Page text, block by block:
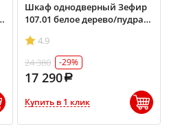
Шкаф однодверный Зефир
107.01 белое дерево/пудра
4.9
24 380
-29%
17 290
Купить в 1 клик